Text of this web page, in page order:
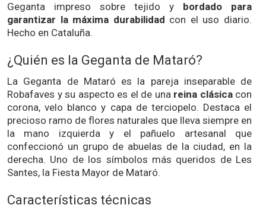
Geganta impreso sobre tejido y bordado para
garantizar la máxima durabilidad con el uso diario.
Hecho en Cataluña.
¿Quién es la Geganta de Mataró?
La Geganta de Mataró es la pareja inseparable de
Robafaves y su aspecto es el de una reina clásicacon
corona, velo blanco y capa de terciopelo. Destaca el
precioso ramo de flores naturales que lleva siempre en
la mano izquierda y el pañuelo artesanal que
confeccionó un grupo de abuelas de la ciudad, en la
derecha. Uno de los símbolos más queridos de Les
Santes, la Fiesta Mayor de Mataró.
Características técnicas